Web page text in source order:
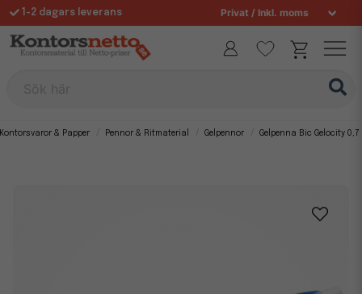
1-2 dagars leverans
Fri frakt över 995 kr
Kontorsvaror & Papper Pennor & Ritmaterial Gelpennor Gelpenna Bic Gelocity 0,7